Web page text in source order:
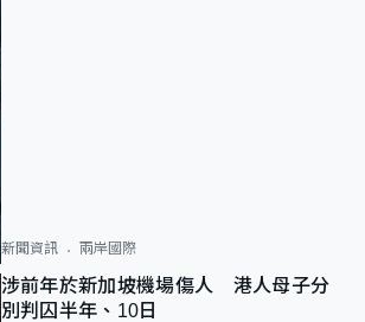
新聞資訊 兩岸國際
涉前年於新加坡機場傷人 港人母子分
別判囚半年、10日